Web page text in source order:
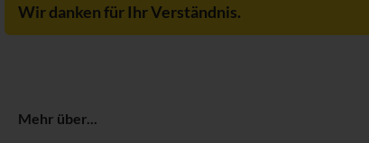
Wir danken für Ihr Verständnis.
Mehr über...